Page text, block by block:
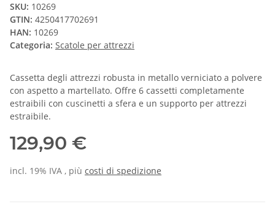
SKU: 10269
GTIN: 4250417702691
HAN: 10269
Categoria: Scatole per attrezzi
Cassetta degli attrezzi robusta in metallo verniciato a polvere
con aspetto a martellato. Offre 6 cassetti completamente
estraibili con cuscinetti a sfera e un supporto per attrezzi
estraibile.
129,90 €
incl. 19% IVA , più costi di spedizione